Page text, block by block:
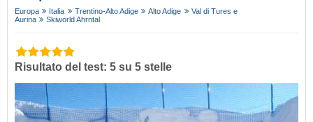
Europa Italia Trentino-Alto Adige Alto Adige
Val di Tures e
Aurina
Skiworld Ahrntal
Risultato del test: 5 su 5 stelle